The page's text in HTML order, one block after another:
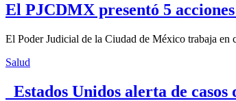
El PJCDMX presentó 5
El Poder Judicial de la Ciudad de México trabaja
Salud
Estados Unidos alerta de